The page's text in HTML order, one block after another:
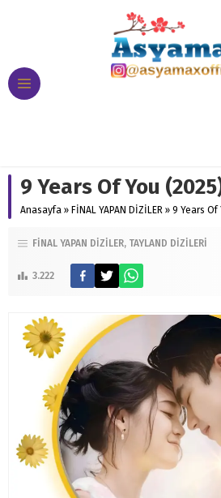
9 Years Of You
Anasayfa » FİNAL YAPAN DİZİLER » 9 Years Of
FİNAL YAPAN DİZİLER TAYLAND DİZİLERİ
3.222